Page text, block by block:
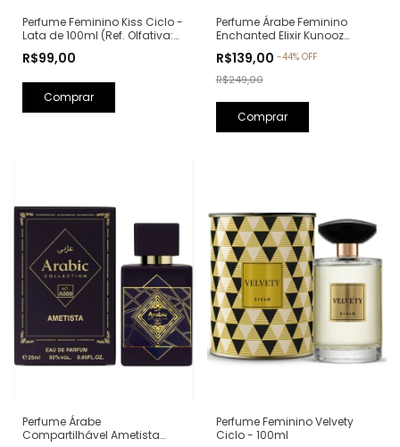
Perfume Feminino Kiss Ciclo -
Lata de 100ml (Ref. Olfativa:
R$99,00
Perfume Árabe Feminino
Enchanted Elixir Kunooz
100ml (Ref. Olfativa: Chance
Eau de Parfum Chanel)
R$139,00 -44% OFF
R$249,00
Perfume Árabe
Compartilhável Ametista
Perfume Feminino Velvety
Ciclo - 100ml